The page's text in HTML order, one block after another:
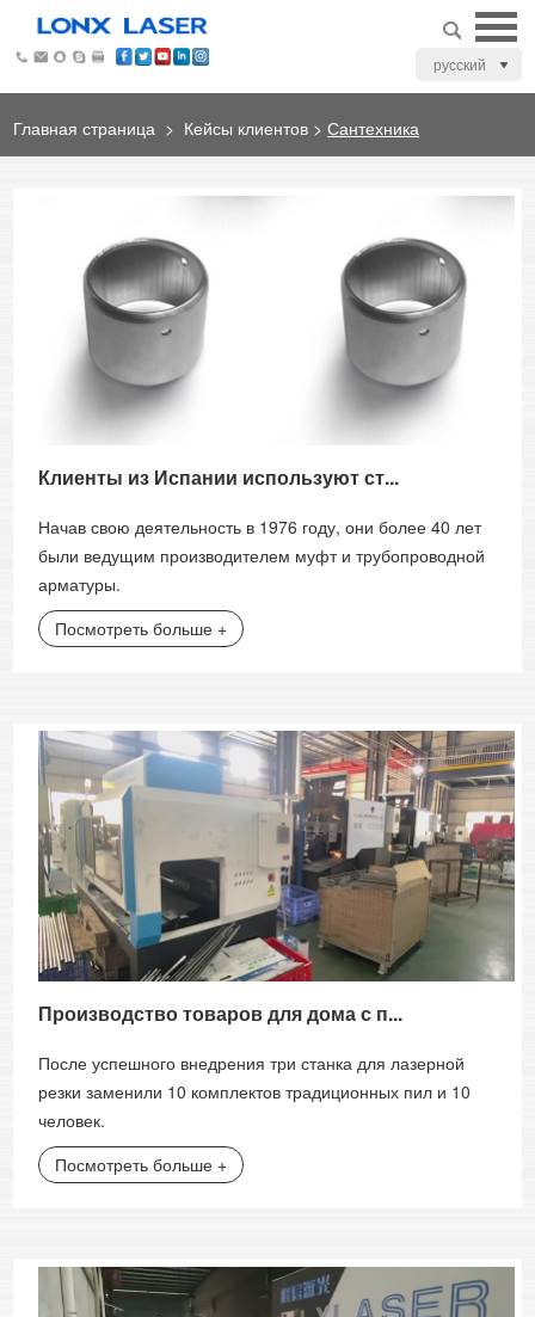
русский
Главная страница > Кейсы клиентов >Сантехника
Клиенты из Испании используют ст...
Начав свою деятельность в 1976 году, они более 40 лет
были ведущим производителем муфт и трубопроводной
арматуры.
Посмотреть больше +
Производство товаров для дома с п...
После успешного внедрения три станка для лазерной
резки заменили 10 комплектов традиционных пил и 10
человек.
Посмотреть больше +